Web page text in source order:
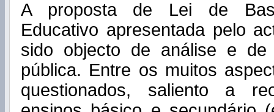
A proposta de Lei de
Educativo apresentada pelo
sido objecto de análise e de
pública. Entre os muitos
questionados, saliento a